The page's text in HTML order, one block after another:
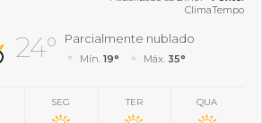
ClimaTempo
24° Parcialmente nublado
Mín.19° Máx. 35°
SEG TER QUA